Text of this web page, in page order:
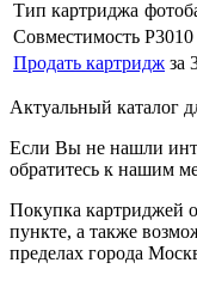
Тип картриджа
Совместимость
Продать картридж за
Актуальный каталог
Если Вы не нашли
обратитесь к нашим
Покупка картриджей
пункте, а также
пределах города